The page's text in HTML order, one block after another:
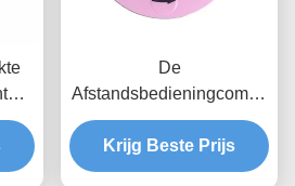
De
Afstandsbedieningcomité
3M467 Pantone van
RoHSpc Lexan
Polycarbonaat Grafische
Krijg Beste Prijs